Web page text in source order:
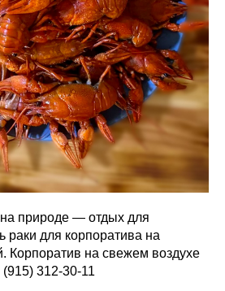
природе — отдых для
раки для корпоратива на
Корпоратив на свежем воздухе
312-30-11